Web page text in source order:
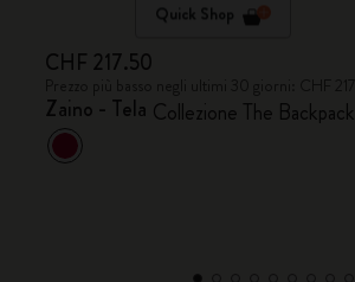
Quick Shop
CHF 217.50
Zaino - Tela Collezione The Backpack